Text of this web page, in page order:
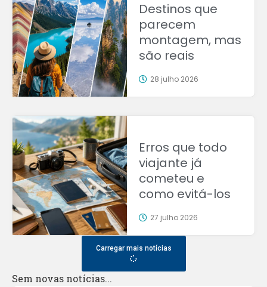
Destinos que
parecem
montagem, mas
são reais
28 julho 2026
Erros que todo
viajante já
cometeu e
como evitá-los
27 julho 2026
Carregar mais notícias
Sem novas notícias...